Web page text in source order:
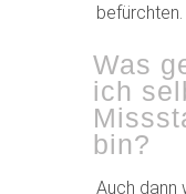
befürchten.
Was
ich
bin?
Auch dann